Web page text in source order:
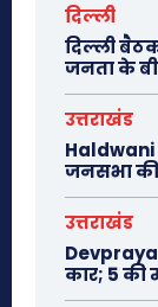
दिल्ली
दिल्ली
जनता के
उत्तराखंड
जनसभा की
उत्तराखंड
कार; 5 की